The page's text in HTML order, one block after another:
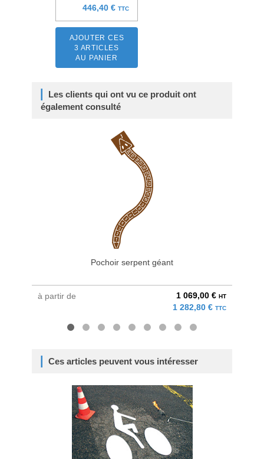
446,40 € TTC
AJOUTER CES
3 ARTICLES
AU PANIER
Les clients qui ont vu ce produit ont
également consulté
Pochoir serpent géant
à partir de 1 069,00 € HT
1 282,80 € TTC
Ces articles peuvent vous intéresser